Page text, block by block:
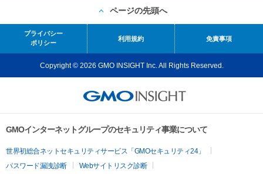
ページの先頭へ
プライバシー
ポリシー
利用規約 免責事項
Copyright © 2026 GMO INSIGHT Inc. All Rights Reserved.
GMOインターネットグループのセキュリティ事業について
世界初総合ネットセキュリティサービス「GMOセキュリティ24」
パスワード漏洩診断
Webサイトリスク診断